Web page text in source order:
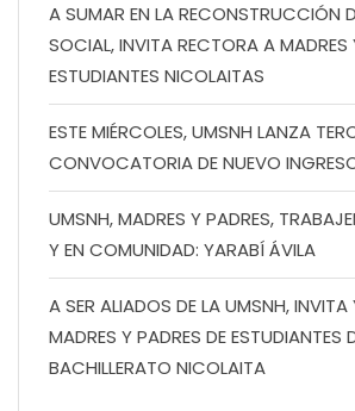
A SUMAR EN LA RECONSTRUCCIÓN
SOCIAL, INVITA RECTORA A MADRES
ESTUDIANTES NICOLAITAS
ESTE MIÉRCOLES, UMSNH LANZA
CONVOCATORIA DE NUEVO
UMSNH, MADRES Y PADRES,
Y EN COMUNIDAD: YARABÍ ÁVILA
A SER ALIADOS DE LA UMSNH,
MADRES Y PADRES DE ESTUDIANTES
BACHILLERATO NICOLAITA